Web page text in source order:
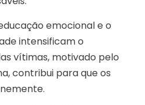
emocional e o
intensificam o
vítimas, motivado pelo
contribui para que os